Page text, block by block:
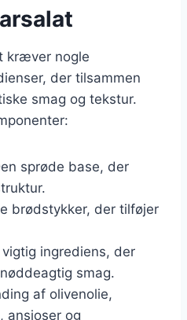
kræver nogle
der tilsammen
smag og tekstur.
sprøde base, der
brødstykker, der tilføjer
vigtig ingrediens, der
smag.
af olivenolie,
ansjoser og